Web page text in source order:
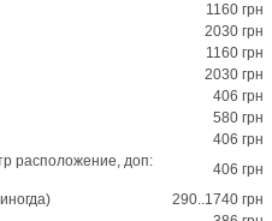
1160 грн
2030 грн
1160 грн
2030 грн
406 грн
580 грн
406 грн
расположение, доп:
406 грн
290..1740 грн